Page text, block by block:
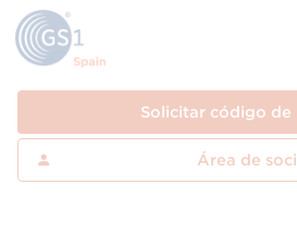
Solicitar código de
Área de